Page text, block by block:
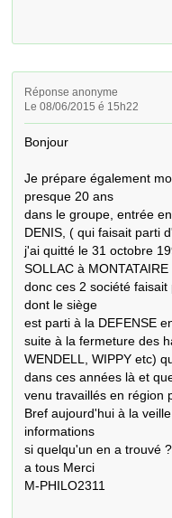
Réponse anonyme
Le 08/06/2015 é 15h22
Bonjour
Je prépare également
presque 20 ans
dans le groupe, entrée
DENIS, ( qui faisait parti
j'ai quitté le 31 octobre
SOLLAC à MONTATAIRE
donc ces 2 société
dont le siège
est parti à la DEFENSE
suite à la fermeture des
WENDELL, WIPPY etc)
dans ces années là et
venu travaillés en région
Bref aujourd'hui à la
informations
si quelqu'un en a trouvé
a tous Merci
M-PHILO2311